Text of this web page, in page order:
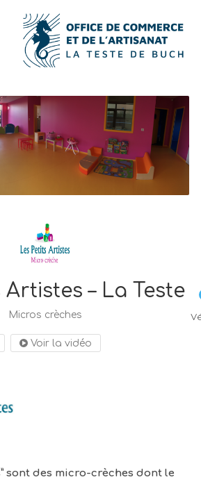
Artistes – La Teste
Micros crèches
Voir la vidéo
sont des micro-crèches dont le